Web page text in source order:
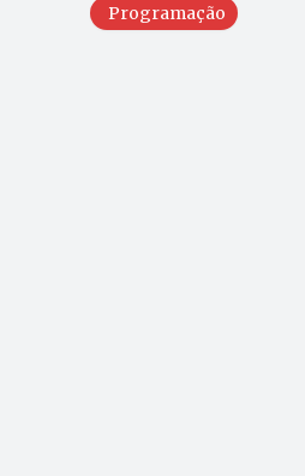
Programação